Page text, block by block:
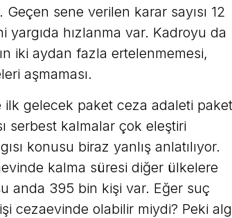
sene verilen karar sayısı 12
yargıda hızlanma var. Kadroyu da
iki aydan fazla ertelenmemesi,
aşmaması.
gelecek paket ceza adaleti
serbest kalmalar çok eleştiri
konusu biraz yanlış anlatılıyor.
kalma süresi diğer ülkelere
anda 395 bin kişi var. Eğer suç
cezaevinde olabilir miydi? Peki